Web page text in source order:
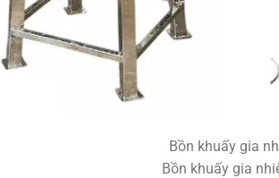
Bồn khuấy gia